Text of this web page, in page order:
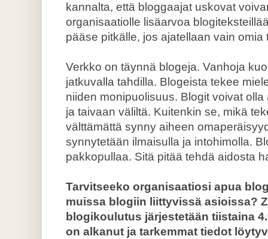
kannalta, että bloggaajat uskovat
organisaatiolle lisäarvoa
pääse pitkälle, jos ajatellaan vain omia
Verkko on täynnä blogeja. Vanhoja
jatkuvalla tahdilla. Blogeista tekee
niiden monipuolisuus. Blogit voivat
ja taivaan väliltä. Kuitenkin se, mikä
välttämättä synny aiheen
synnytetään ilmaisulla ja intohimolla.
pakkopullaa. Sitä pitää tehdä aidosta
Tarvitseeko organisaatiosi apua
muissa blogiin liittyvissä asioissa?
blogikoulutus järjestetään tiistaina
on alkanut ja tarkemmat tiedot